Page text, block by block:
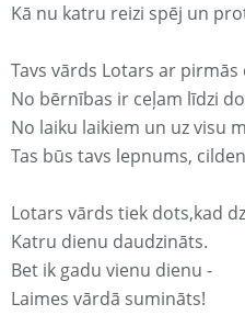
Kā nu katru reizi spēj un
Tavs vārds Lotars ar pirmās
No bērnības ir ceļam līdzi
No laiku laikiem un uz visu
Tas būs tavs lepnums,
Lotars vārds tiek dots,kad
Katru dienu daudzināts.
Bet ik gadu vienu dienu -
Laimes vārdā sumināts!